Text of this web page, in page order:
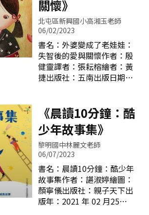
機起降，在噪音與飛安事故
的陰影下，搬至現址。
《頂三庄上的小學》講述民
國46年，小學生阿財在田裡
工作時，突然被同學告知機
場擴建，學校要搬家的消
息，原以為會有漂亮的學
五時還會聞到濃濃的雞屎
味，幾年後，阿財成家立
業，帶女兒就讀時，經歷飛
機掉落在校舍旁，人
竟《不便利的便利店》這本
書強調的是良善人際關係，
正向的人生態度，聳動、煽
情文化洪流裡的清流。
服務教育29年，從都市到偏
鄉，再回至都市，感受著人
與人之間的冷暖，也感受著
社會文化的變化，更感受著
化教育者這個身份，但是內
心卻也是翻騰攪滾，人生觀
翻了好幾番，面對外界的
人、事、物，自己的三觀一
直在刷新，卻也因此在這個
一直「變」的社會，僥倖的
存活下來，套一句老話，這
世上不變的事就是「變」。
但在這強調改變的社會中，
關懷》
北屯區新興國小高湘玉老師
06/02/2023
書名：外婆變成了老娃娃：
失智後的愛與關懷作者：殷
健靈譯者：張耘榕繪者：黃
捷出版社：五南出版日期：
溫馨感人，讀後發人深省的
繪本故事，講述一對婆孫之
間的愛與關懷，封面中小咪
充滿笑意雙手環抱外婆，外
婆擁著毛線娃娃，微笑閉眼
睛安安靜靜依偎在小咪懷
裡，像個娃娃。溫暖的黃色
與紅色溢滿整個畫面，格外
溫馨，倒置的人物角色，卻
不經意地洩漏這是個令人傷
《晨讀10分鐘：酷
少年故事集》
黎明國中林麗文老師
06/07/2023
書名：晨讀10分鐘：酷少年
故事集作者：諶淑婷繪圖：
顏寧儀出版社：親子天下出
版年：2021 年 02 月25